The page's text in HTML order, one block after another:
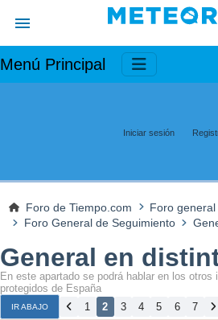
Menú Principal
Iniciar sesión
Foro de Tiempo.com
Foro
Foro General de Seguimiento
General en
En este apartado se podrá hablar en los
protegidos de España
IR ABAJO 1 2 3 4 5 6 7